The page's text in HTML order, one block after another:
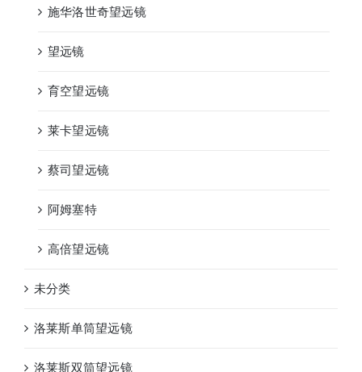
施华洛世奇望远镜
望远镜
育空望远镜
莱卡望远镜
蔡司望远镜
阿姆塞特
高倍望远镜
未分类
洛莱斯单筒望远镜
洛莱斯双筒望远镜